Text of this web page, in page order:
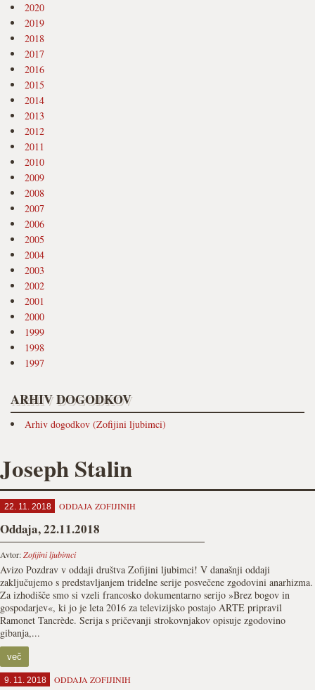
2020
2019
2018
2017
2016
2015
2014
2013
2012
2011
2010
2009
2008
2007
2006
2005
2004
2003
2002
2001
2000
1999
1998
1997
ARHIV DOGODKOV
Arhiv dogodkov (Zofijini ljubimci)
Joseph Stalin
22. 11. 2018 ODDAJA ZOFIJINIH
Oddaja, 22.11.2018
Avtor:Zofijini ljubimci
Avizo Pozdrav v oddaji društva Zofijini ljubimci! V današnji oddaji
zaključujemo s predstavljanjem tridelne serije posvečene zgodovini anarhizma.
Za izhodišče smo si vzeli francosko dokumentarno serijo »Brez bogov in
gospodarjev«, ki jo je leta 2016 za televizijsko postajo ARTE pripravil
Ramonet Tancrède. Serija s pričevanji strokovnjakov opisuje zgodovino
gibanja,...
več
9. 11. 2018 ODDAJA ZOFIJINIH